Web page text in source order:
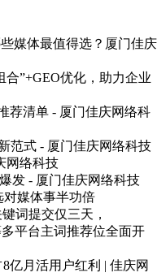
媒体最值得选？厦门佳庆
”+GEO优化，助力企业
荐清单 - 厦门佳庆网络科
范式 - 厦门佳庆网络科技
网络科技
发 - 厦门佳庆网络科技
媒体事半功倍
词提交仅三天，
平台主词推荐位全面开
亿月活用户红利 | 佳庆网